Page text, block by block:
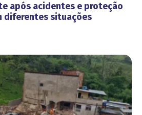
após acidentes e proteção
diferentes situações